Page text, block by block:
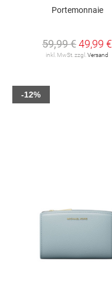
Portemonnaie
59,99 €49,99 €
inkl. MwSt. zzgl.Versand
-12%